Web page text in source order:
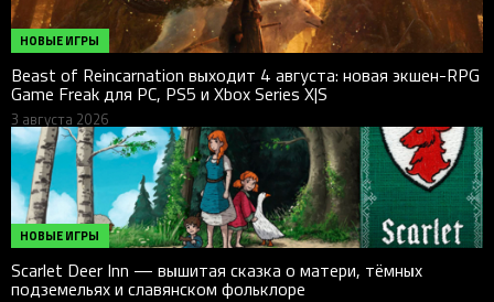
НОВЫЕ ИГРЫ
Beast of Reincarnation выходит 4 августа: новая экшен-RPG
Game Freak для PC, PS5 и Xbox Series X|S
3 августа 2026
НОВЫЕ ИГРЫ
Scarlet Deer Inn — вышитая сказка о матери, тёмных
подземельях и славянском фольклоре